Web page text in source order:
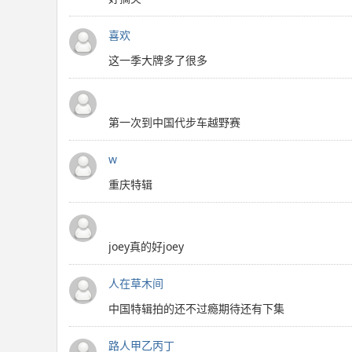
喜欢
这一季大牌多了很多
第一次到中国代步车越野赛
w
重庆特辑
joey真的好joey
人在草木间
中国特辑拍的还不过瘾期待还有下集
路人甲乙丙丁